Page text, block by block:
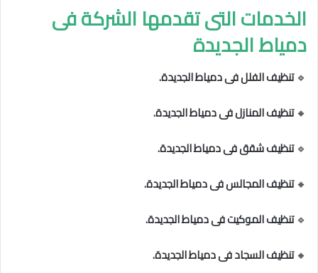
الخدمات التى تقدمها الشركة فى
دمياط الجديدة
🔹تنظيف الفلل فى دمياط الجديدة.
🔸تنظيف المنازل فى دمياط الجديدة.
🔹تنظيف شقق فى دمياط الجديدة.
🔸تنظيف المجالس فى دمياط الجديدة.
🔹تنظيف الموكيت فى دمياط الجديدة.
🔸تنظيف السجاد فى دمياط الجديدة.